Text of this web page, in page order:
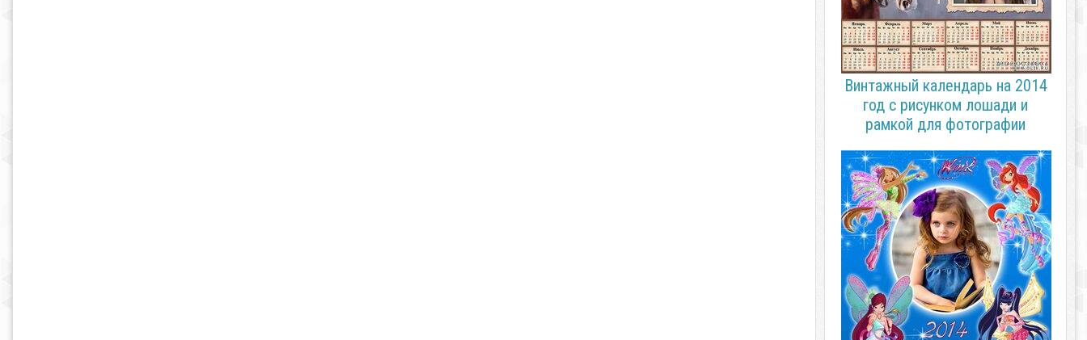
Винтажный календарь на 2014
год с рисунком лошади и
рамкой для фотографии